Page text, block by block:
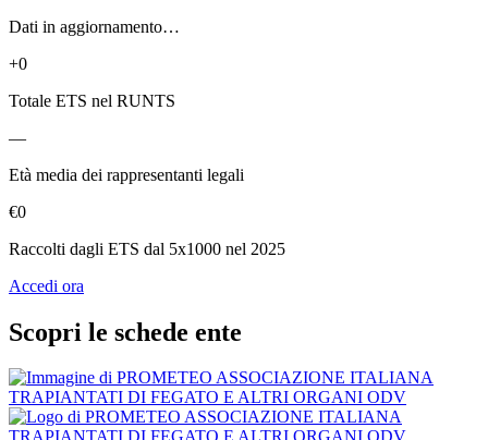
Dati in aggiornamento…
+0
Totale ETS nel RUNTS
—
Età media dei rappresentanti legali
€0
Raccolti dagli ETS dal 5x1000 nel 2025
Accedi ora
Scopri le schede ente